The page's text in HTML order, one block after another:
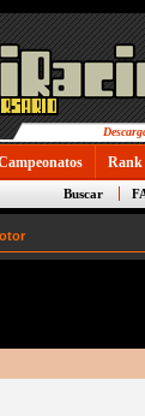
Rank
Buscar